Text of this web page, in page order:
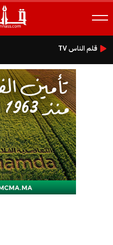
قلم الناس TV